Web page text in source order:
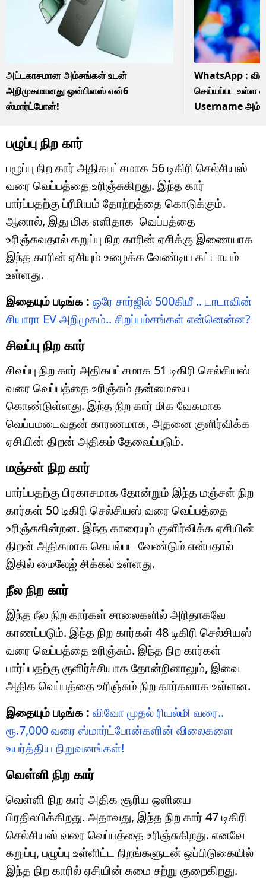
அட்டகாசமான அம்சங்கள் உடன்
அறிமுகமானது ஒன்பிளஸ் என்6
ஸ்மார்ட்போன்!
WhatsApp :
செய்யப்பட உள்ள
Username
பழுப்பு நிற கார்
பழுப்பு நிற கார் அதிகபட்சமாக 56 டிகிரி செல்சியஸ்
வரை வெப்பத்தை உரிஞ்சுகிறது. இந்த கார்
பார்ப்பதற்கு ப்ரீமியம் தோற்றத்தை கொடுக்கும்.
ஆனால், இது மிக எளிதாக வெப்பத்தை
உரிஞ்சுவதால் கறுப்பு நிற காரின் ஏசிக்கு இணையாக
இந்த காரின் ஏசியும் உழைக்க வேண்டிய கட்டாயம்
உள்ளது.
இதையும் படிங்க : ஒரே சார்ஜில் 500கிமீ .. டாடாவின்
சியாரா EV அறிமுகம்.. சிறப்பம்சங்கள் என்னென்ன?
சிவப்பு நிற கார்
சிவப்பு நிற கார் அதிகபட்சமாக 51 டிகிரி செல்சியஸ்
வரை வெப்பத்தை உரிஞ்சும் தன்மையை
கொண்டுள்ளது. இந்த நிற கார் மிக வேகமாக
வெப்பமடைவதன் காரணமாக, அதனை குளிர்விக்க
ஏசியின் திறன் அதிகம் தேவைப்படும்.
மஞ்சள் நிற கார்
பார்ப்பதற்கு பிரகாசமாக தோன்றும் இந்த மஞ்சள் நிற
கார்கள் 50 டிகிரி செல்சியஸ் வரை வெப்பத்தை
உரிஞ்சுகின்றன. இந்த காரையும் குளிர்விக்க ஏசியின்
திறன் அதிகமாக செயல்பட வேண்டும் என்பதால்
இதில் மைலேஜ் சிக்கல் உள்ளது.
நீல நிற கார்
இந்த நீல நிற கார்கள் சாலைகளில் அரிதாகவே
காணப்படும். இந்த நிற கார்கள் 48 டிகிரி செல்சியஸ்
வரை வெப்பத்தை உரிஞ்சும். இந்த நிற கார்கள்
பார்ப்பதற்கு குளிர்ச்சியாக தோன்றினாலும், இவை
அதிக வெப்பத்தை உரிஞ்சும் நிற கார்களாக உள்ளன.
இதையும் படிங்க : விவோ முதல் ரியல்மி வரை..
ரூ.7,000 வரை ஸ்மார்ட்போன்களின் விலைகளை
உயர்த்திய நிறுவனங்கள்!
வெள்ளி நிற கார்
வெள்ளி நிற கார் அதிக சூரிய ஒளியை
பிரதிலபிக்கிறது. அதாவது, இந்த நிற கார் 47 டிகிரி
செல்சியஸ் வரை வெப்பத்தை உரிஞ்சுகிறது. எனவே
கறுப்பு, பழுப்பு உள்ளிட்ட நிறங்களுடன் ஒப்பிடுகையில்
இந்த நிற காரில் ஏசியின் சுமை சற்று குறைகிறது.